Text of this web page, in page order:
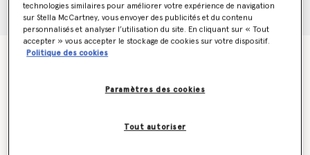
Bonnet
technologies similaires pour améliorer votre expérience de navigation
sur Stella McCartney, vous envoyer des publicités et du contenu
personnalisés et analyser l’utilisation du site. En cliquant sur « Tout
accepter » vous accepter le stockage de cookies sur votre dispositif.
Politique des cookies
Paramètres des cookies
Tout autoriser